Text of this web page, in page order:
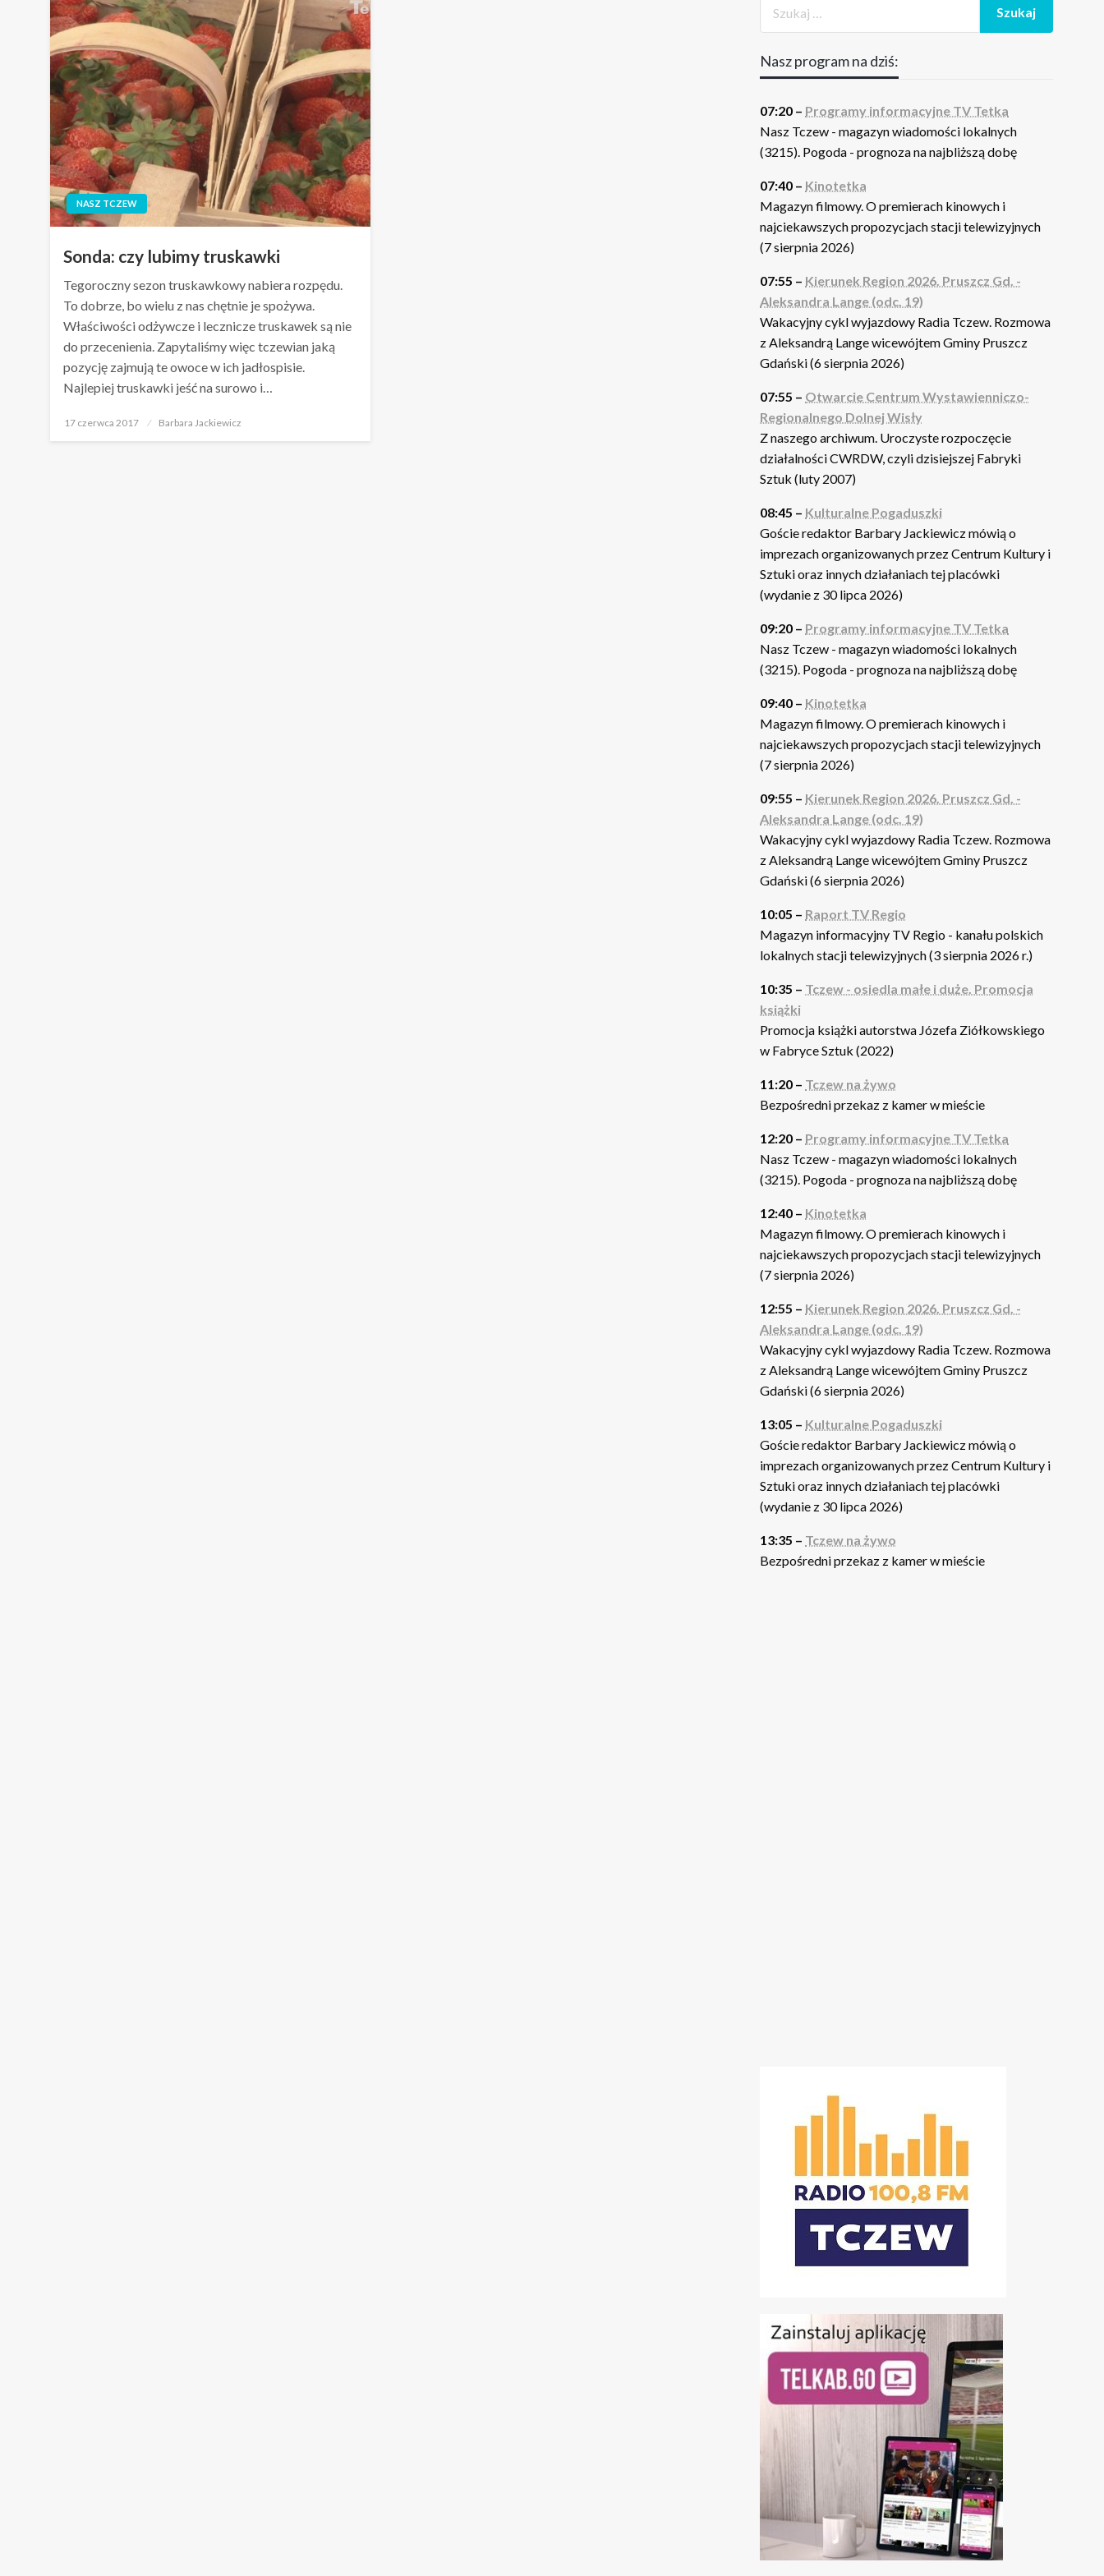
NASZ TCZEW
Sonda: czy lubimy truskawki
Tegoroczny sezon truskawkowy nabiera rozpędu.
To dobrze, bo wielu z nas chętnie je spożywa.
Właściwości odżywcze i lecznicze truskawek są nie
do przecenienia. Zapytaliśmy więc tczewian jaką
pozycję zajmują te owoce w ich jadłospisie.
Najlepiej truskawki jeść na surowo i…
Opublikowane
17 czerwca 2017 Barbara Jackiewicz
Nasz program na dziś:
07:20 – Programy informacyjne TV Tetka
Nasz Tczew - magazyn wiadomości lokalnych
(3215). Pogoda - prognoza na najbliższą dobę
07:40 – Kinotetka
Magazyn filmowy. O premierach kinowych i
najciekawszych propozycjach stacji telewizyjnych
(7 sierpnia 2026)
07:55 – Kierunek Region 2026. Pruszcz Gd. -
Aleksandra Lange (odc. 19)
Wakacyjny cykl wyjazdowy Radia Tczew. Rozmowa
z Aleksandrą Lange wicewójtem Gminy Pruszcz
Gdański (6 sierpnia 2026)
07:55 – Otwarcie Centrum Wystawienniczo-
Regionalnego Dolnej Wisły
Z naszego archiwum. Uroczyste rozpoczęcie
działalności CWRDW, czyli dzisiejszej Fabryki
Sztuk (luty 2007)
08:45 – Kulturalne Pogaduszki
Goście redaktor Barbary Jackiewicz mówią o
imprezach organizowanych przez Centrum Kultury i
Sztuki oraz innych działaniach tej placówki
(wydanie z 30 lipca 2026)
09:20 – Programy informacyjne TV Tetka
Nasz Tczew - magazyn wiadomości lokalnych
(3215). Pogoda - prognoza na najbliższą dobę
09:40 – Kinotetka
Magazyn filmowy. O premierach kinowych i
najciekawszych propozycjach stacji telewizyjnych
(7 sierpnia 2026)
09:55 – Kierunek Region 2026. Pruszcz Gd. -
Aleksandra Lange (odc. 19)
Wakacyjny cykl wyjazdowy Radia Tczew. Rozmowa
z Aleksandrą Lange wicewójtem Gminy Pruszcz
Gdański (6 sierpnia 2026)
10:05 – Raport TV Regio
Magazyn informacyjny TV Regio - kanału polskich
lokalnych stacji telewizyjnych (3 sierpnia 2026 r.)
10:35 – Tczew - osiedla małe i duże. Promocja
książki
Promocja książki autorstwa Józefa Ziółkowskiego
w Fabryce Sztuk (2022)
11:20 – Tczew na żywo
Bezpośredni przekaz z kamer w mieście
12:20 – Programy informacyjne TV Tetka
Nasz Tczew - magazyn wiadomości lokalnych
(3215). Pogoda - prognoza na najbliższą dobę
12:40 – Kinotetka
Magazyn filmowy. O premierach kinowych i
najciekawszych propozycjach stacji telewizyjnych
(7 sierpnia 2026)
12:55 – Kierunek Region 2026. Pruszcz Gd. -
Aleksandra Lange (odc. 19)
Wakacyjny cykl wyjazdowy Radia Tczew. Rozmowa
z Aleksandrą Lange wicewójtem Gminy Pruszcz
Gdański (6 sierpnia 2026)
13:05 – Kulturalne Pogaduszki
Goście redaktor Barbary Jackiewicz mówią o
imprezach organizowanych przez Centrum Kultury i
Sztuki oraz innych działaniach tej placówki
(wydanie z 30 lipca 2026)
13:35 – Tczew na żywo
Bezpośredni przekaz z kamer w mieście